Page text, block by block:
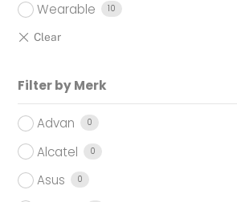
Wearable 10
Filter by Merk
Advan 0
Alcatel 0
Asus 0